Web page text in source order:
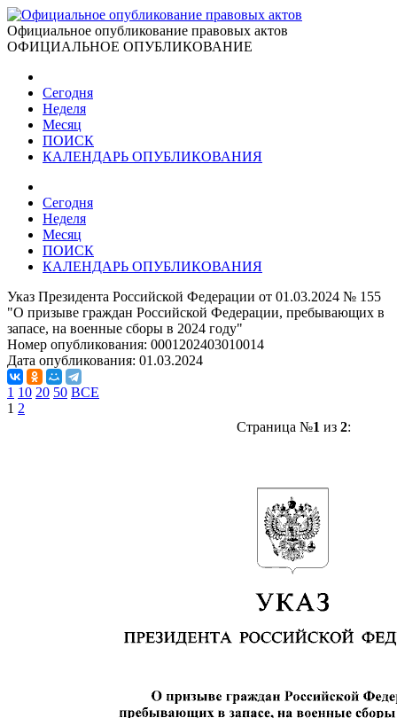
Официальное опубликование правовых актов
ОФИЦИАЛЬНОЕ ОПУБЛИКОВАНИЕ
Сегодня
Неделя
Месяц
ПОИСК
КАЛЕНДАРЬ ОПУБЛИКОВАНИЯ
Сегодня
Неделя
Месяц
ПОИСК
КАЛЕНДАРЬ ОПУБЛИКОВАНИЯ
Указ Президента Российской Федерации от 01.03.2024 № 155
"О призыве граждан Российской Федерации, пребывающих в
запасе, на военные сборы в 2024 году"
Номер опубликования: 0001202403010014
Дата опубликования: 01.03.2024
1 10 20 50 ВСЕ
1 2
Страница №1 из 2: